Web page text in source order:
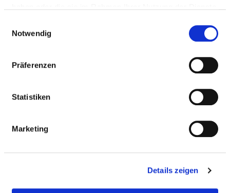
Notwendig
Präferenzen
Statistiken
Marketing
Details zeigen
PSYCHOLOGISCHER PSYCHOTHERAPEUT UND
PSYCHOLOGISCHE PSYCHOTHERAPEUTIN
KLINISCHER NEUROPSYCHOLOGE UND
PHYSIOTHERAPEUTIN
ERGOTHERAPEUT UND ERGOTHERAPEUTIN